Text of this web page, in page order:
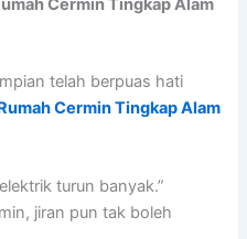
Cermin Tingkap Alam
telah berpuas hati
Cermin Tingkap Alam
turun banyak.”
jiran pun tak boleh